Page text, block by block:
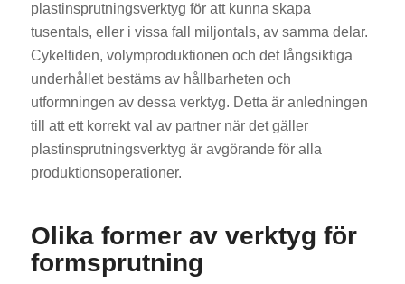
plastinsprutningsverktyg för att kunna skapa
tusentals, eller i vissa fall miljontals, av samma delar.
Cykeltiden, volymproduktionen och det långsiktiga
underhållet bestäms av hållbarheten och
utformningen av dessa verktyg. Detta är anledningen
till att ett korrekt val av partner när det gäller
plastinsprutningsverktyg är avgörande för alla
produktionsoperationer.
Olika former av verktyg för
formsprutning